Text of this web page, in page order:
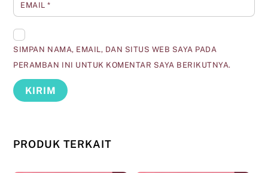
EMAIL*
SIMPAN NAMA, EMAIL, DAN SITUS WEB SAYA PADA
PERAMBAN INI UNTUK KOMENTAR SAYA BERIKUTNYA.
PRODUK TERKAIT